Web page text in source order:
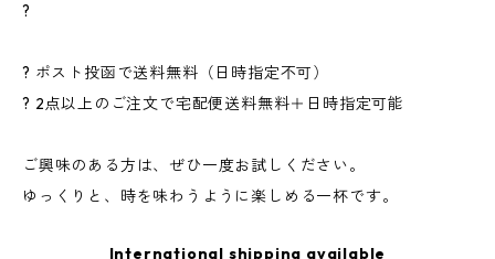
?
? ポスト投函で送料無料（日時指定不可）
? 2点以上のご注文で宅配便送料無料＋日時指定可能
ご興味のある方は、ぜひ一度お試しください。
ゆっくりと、時を味わうように楽しめる一杯です。
International shipping available